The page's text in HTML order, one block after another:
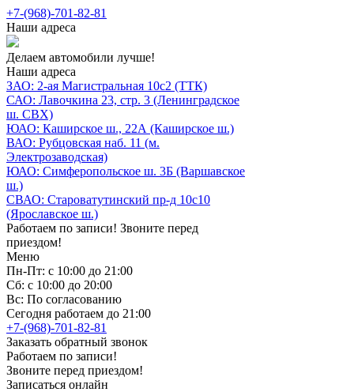
+7-(968)-701-82-81
Наши адреса
Делаем автомобили лучше!
Наши адреса
ЗАО: 2-ая Магистральная 10с2 (ТТК)
САО: Лавочкина 23, стр. 3 (Ленинградское
ш. СВХ)
ЮАО: Каширское ш., 22А (Каширское ш.)
ВАО: Рубцовская наб. 11 (м.
Электрозаводская)
ЮАО: Симферопольское ш. 3Б (Варшавское
ш.)
СВАО: Староватутинский пр-д 10с10
(Ярославское ш.)
Работаем по записи! Звоните перед
приездом!
Меню
Пн-Пт: с 10:00 до 21:00
Сб: с 10:00 до 20:00
Вс: По согласованию
Сегодня работаем до 21:00
+7-(968)-701-82-81
Заказать обратный звонок
Работаем по записи!
Звоните перед приездом!
Записаться онлайн